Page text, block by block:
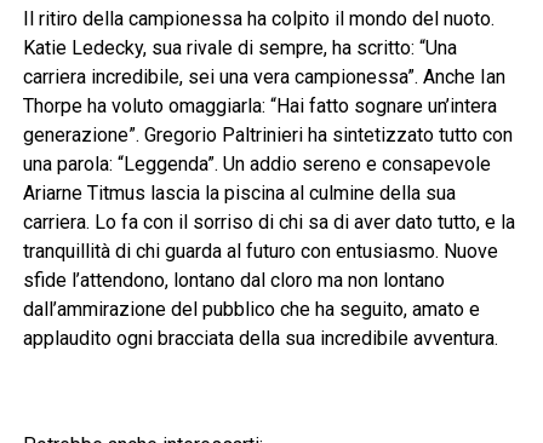
Il ritiro della campionessa ha colpito il mondo del nuoto.
Katie Ledecky, sua rivale di sempre, ha scritto: “Una
carriera incredibile, sei una vera campionessa”. Anche Ian
Thorpe ha voluto omaggiarla: “Hai fatto sognare un’intera
generazione”. Gregorio Paltrinieri ha sintetizzato tutto con
una parola: “Leggenda”. Un addio sereno e consapevole
Ariarne Titmus lascia la piscina al culmine della sua
carriera. Lo fa con il sorriso di chi sa di aver dato tutto, e la
tranquillità di chi guarda al futuro con entusiasmo. Nuove
sfide l’attendono, lontano dal cloro ma non lontano
dall’ammirazione del pubblico che ha seguito, amato e
applaudito ogni bracciata della sua incredibile avventura.